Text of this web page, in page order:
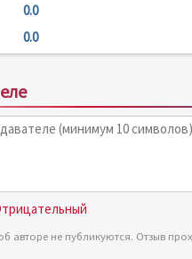
0.0
0.0
авторе не публикуются. Отзыв